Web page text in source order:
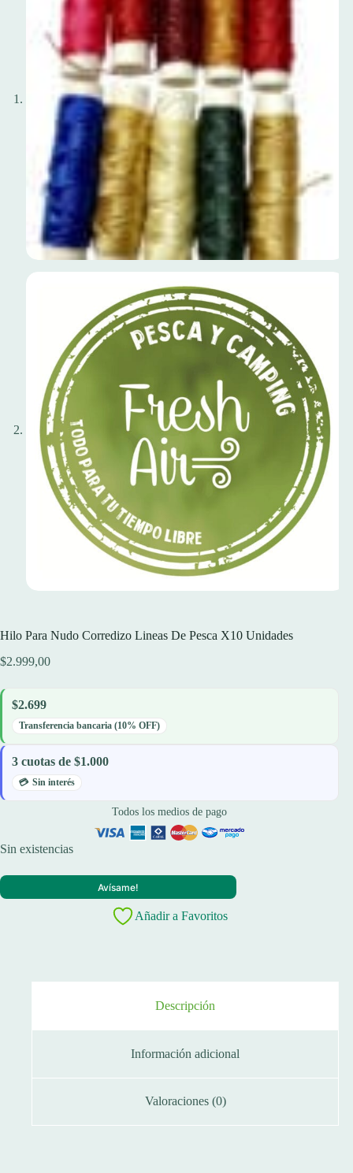
Hilo Para Nudo Corredizo Lineas De Pesca X10 Unidades
$2.999,00
$2.699
Transferencia bancaria (10% OFF)
3 cuotas de $1.000
Sin interés
Todos los medios de pago
Sin existencias
Avísame!
Añadir a Favoritos
Descripción
Información adicional
Valoraciones (0)